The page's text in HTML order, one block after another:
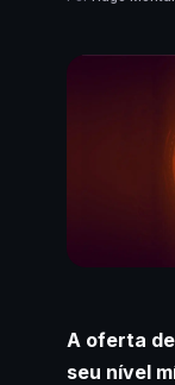
A oferta
seu nível